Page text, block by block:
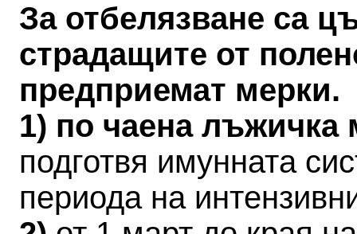
За отбелязване са
страдащите от
предприемат мерки.
1) по чаена
подготвя имунната
периода на